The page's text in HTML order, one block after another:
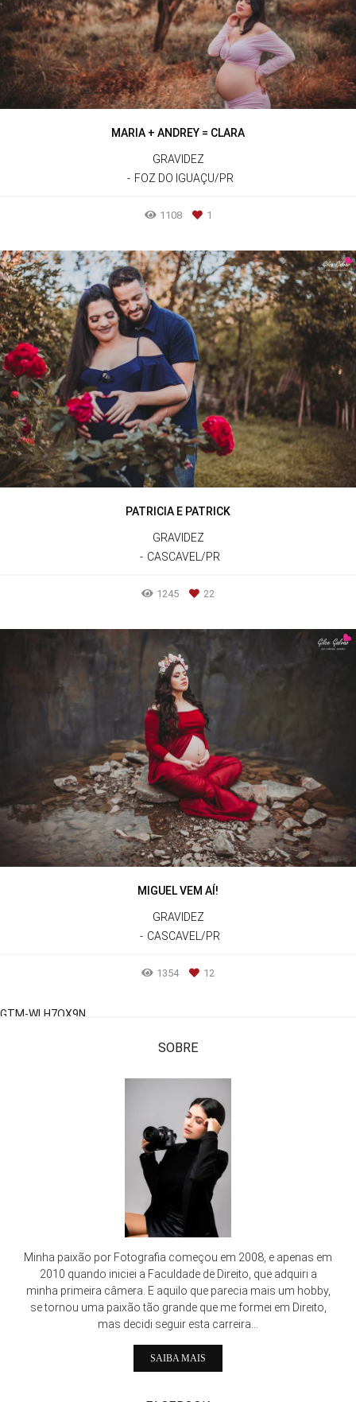
MARIA + ANDREY = CLARA
GRAVIDEZ
FOZ DO IGUAÇU/PR
1108 1
PATRICIA E PATRICK
GRAVIDEZ
CASCAVEL/PR
1245 22
MIGUEL VEM AÍ!
GRAVIDEZ
CASCAVEL/PR
1354 12
SOBRE
Minha paixão por Fotografia começou em 2008, e apenas em
2010 quando iniciei a Faculdade de Direito, que adquiri a
minha primeira câmera. E aquilo que parecia mais um hobby,
se tornou uma paixão tão grande que me formei em Direito,
mas decidi seguir esta carreira...
SAIBA MAIS
GTM-WLH7QX9N